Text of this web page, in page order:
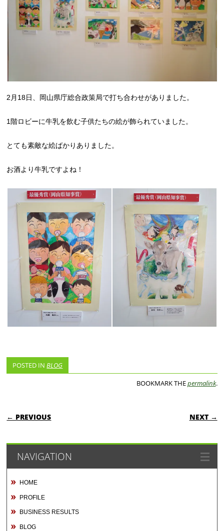
2月18日、岡山県庁総合政策局で打ち合わせがありました。
1階ロビーに牛乳を飲む子供たちの絵が飾られていました。
とても素敵な絵ばかりありました。
お酒より牛乳ですよね！
POSTED INBLOG
BOOKMARK THEpermalink.
POST NAVIGATION
← PREVIOUS NEXT →
NAVIGATION
HOME
PROFILE
BUSINESS RESULTS
BLOG